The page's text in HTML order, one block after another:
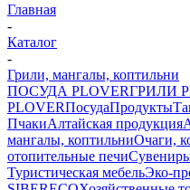
Главная
-
Каталог
-
Грили, мангалы, коптильни
ПОСУДА PLOVERГРИЛИ
PLOVERПосудаПродукты
ПчакиАлтайская продукция
мангалы, коптильниОчаги,
отопительные печи
Туристическая мебельЭко-